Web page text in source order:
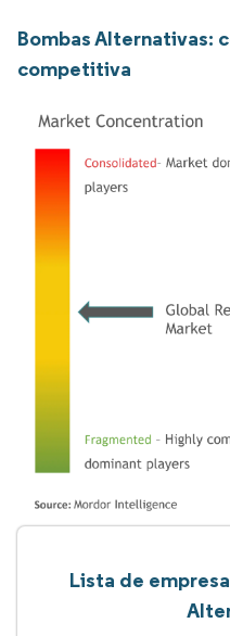
Bombas Alternativas:
competitiva
Lista de